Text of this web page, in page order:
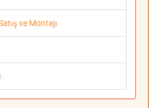
ve Montajı